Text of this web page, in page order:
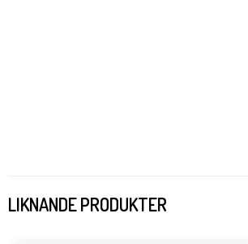
LIKNANDE PRODUKTER